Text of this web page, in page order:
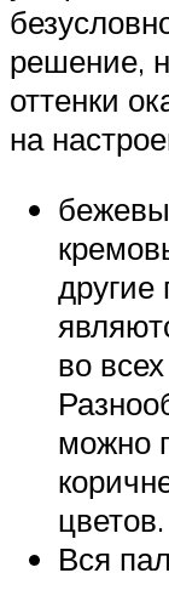
решение,
оттенки
на
другие
во
можно
цветов.
Вся